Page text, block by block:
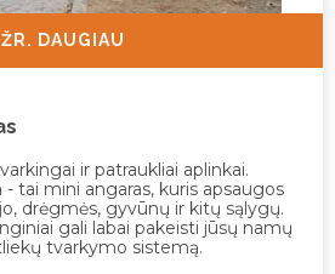
ŽR. DAUGIAU
ir patraukliai aplinkai.
tai mini angaras, kuris apsaugos
drėgmės, gyvūnų ir kitų sąlygų.
gali labai pakeisti jūsų namų
tvarkymo sistemą.